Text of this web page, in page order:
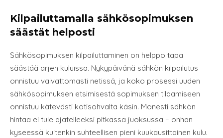
Kilpailuttamalla sähkösopimuksen
säästät helposti
Sähkösopimuksen kilpailuttaminen on helppo tapa
säästää arjen kuluissa. Nykypäivänä sähkön kilpailutus
onnistuu vaivattomasti netissä, ja koko prosessi uuden
sähkösopimuksen etsimisestä sopimuksen tilaamiseen
onnistuu kätevästi kotisohvalta käsin. Monesti sähkön
hintaa ei tule ajatelleeksi pitkässä juoksussa – onhan
kyseessä kuitenkin suhteellisen pieni kuukausittainen kulu.